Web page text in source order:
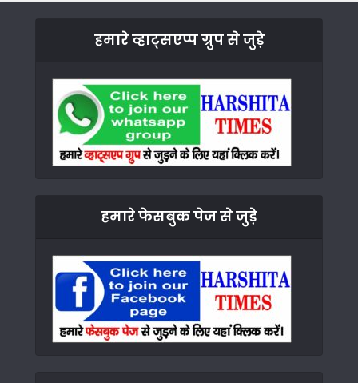
हमारे व्हाट्सएप्प ग्रुप से जुड़े
हमारे फेसबुक पेज से जुड़े